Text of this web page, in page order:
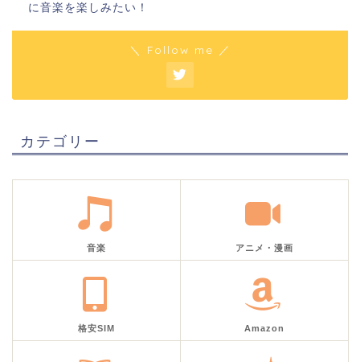
に音楽を楽しみたい！
＼ Follow me ／
カテゴリー
音楽 アニメ・漫画
格安SIM Amazon